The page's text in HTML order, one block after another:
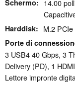
Schermo
14.00
Harddisk M.2 PCIe
Porte di
3 USB4 40 Gbps, 3
Delivery (PD), 1
Lettore impronte